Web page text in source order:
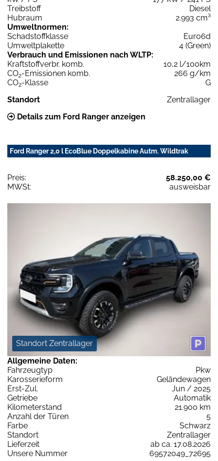
Treibstoff
Diesel
Hubraum
2.993 cm³
Umweltnormen:
Schadstoffklasse
Euro6d
Umweltplakette
4 (Green)
Verbrauch und Emissionen nach WLTP:
Kraftstoffverbr. komb.
10,2 l/100km
CO2-Emissionen komb.
266 g/km
CO2-Klasse
G
Standort
Zentrallager
Details zum Ford Ranger anzeigen
Ford Ranger 2,0 l EcoBlue Doppelkabine Autm. Wildtrak
Preis:
58.250,00 €
MWSt:
ausweisbar
Standort Zentrallager
Allgemeine Daten:
Fahrzeugtyp
Pkw
Karosserieform
Geländewagen
Erst-Zul.
Jun / 2025
Getriebe
Automatik
Kilometerstand
21.900 km
Anzahl der Türen
5
Farbe
Schwarz
Standort
Zentrallager
Lieferzeit
ab ca. 17.08.2026
Unsere Nummer
69572049_72695